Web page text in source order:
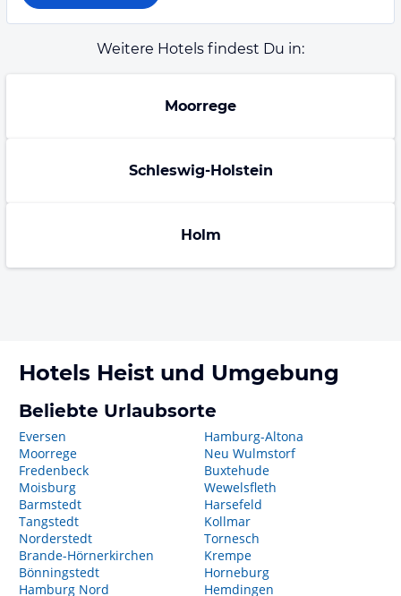
Weitere Hotels findest Du in:
Moorrege
Schleswig-Holstein
Holm
Hotels Heist und Umgebung
Beliebte Urlaubsorte
Eversen
Moorrege
Fredenbeck
Moisburg
Barmstedt
Tangstedt
Norderstedt
Brande-Hörnerkirchen
Bönningstedt
Hamburg Nord
Hamburg-Altona
Neu Wulmstorf
Buxtehude
Wewelsfleth
Harsefeld
Kollmar
Tornesch
Krempe
Horneburg
Hemdingen